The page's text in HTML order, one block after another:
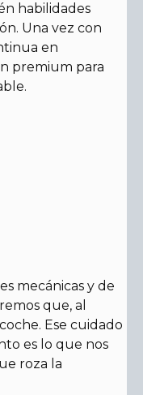
habilidades
Una vez con
en
premium para
mecánicas y de
que, al
Ese cuidado
es lo que nos
roza la